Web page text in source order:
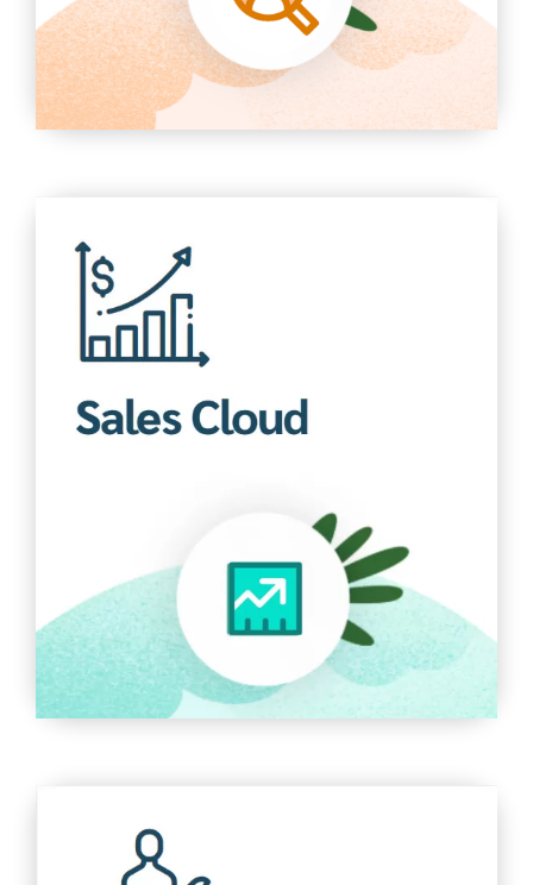
nhau
Tìm hiểu thêm
Tập hợp tất cả thông tin khách hàng trong một nền
tảng tích hợp kết hợp tiếp thị, tạo khách hàng tiềm
năng, bán hàng, dịch vụ khách hàng và phân tích kinh
doanh.
Tìm hiểu thêm